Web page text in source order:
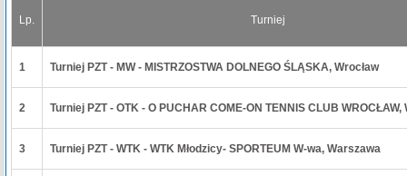
Lp. Turniej
1 Turniej PZT - MW - MISTRZOSTWA DOLNEGO ŚLĄSKA, Wrocław
2 Turniej PZT - OTK - O PUCHAR COME-ON TENNIS CLUB WROCŁAW,
3 Turniej PZT - WTK - WTK Młodzicy- SPORTEUM W-wa, Warszawa